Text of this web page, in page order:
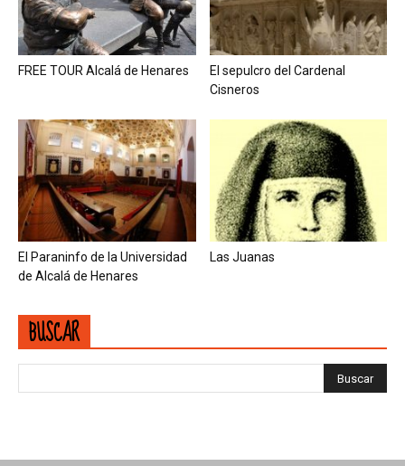
FREE TOUR Alcalá de Henares
El sepulcro del Cardenal
Cisneros
El Paraninfo de la Universidad
de Alcalá de Henares
Las Juanas
BUSCAR